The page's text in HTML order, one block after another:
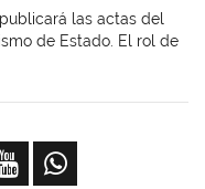
las actas del
de Estado. El rol de